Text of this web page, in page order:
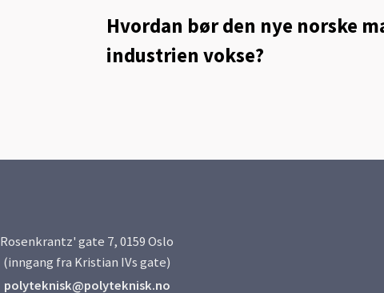
Hvordan bør den nye norske
industrien vokse?
Rosenkrantz' gate 7, 0159 Oslo
(inngang fra Kristian IVs gate)
polyteknisk@polyteknisk.no